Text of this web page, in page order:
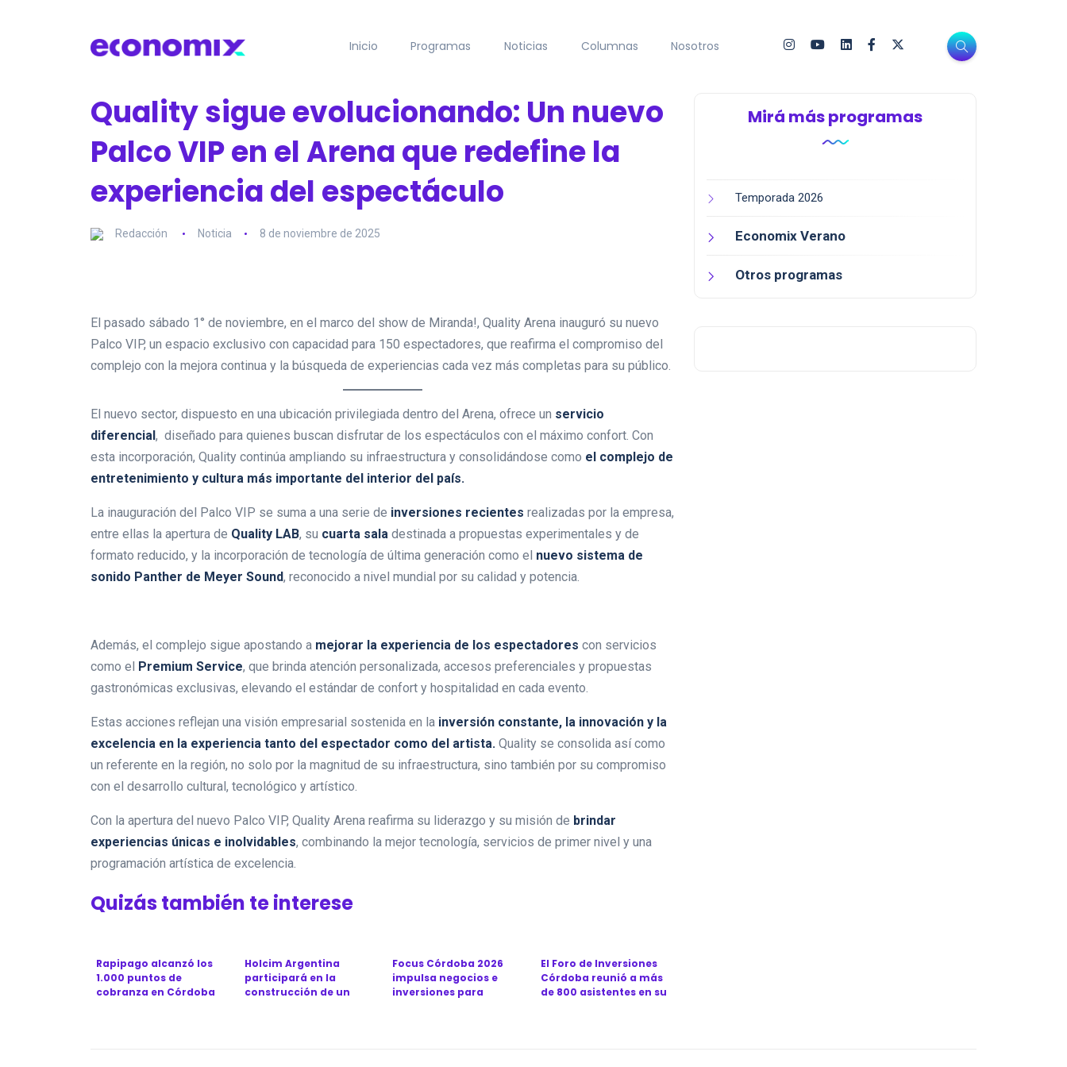
Inicio Programas Noticias Columnas Nosotros
Quality sigue evolucionando: Un nuevo
Palco VIP en el Arena que redefine la
experiencia del espectáculo
Redacción Noticia 8 de noviembre de 2025
El pasado sábado 1° de noviembre, en el marco del show de Miranda!, Quality Arena inauguró su nuevo
Palco VIP, un espacio exclusivo con capacidad para 150 espectadores, que reafirma el compromiso del
complejo con la mejora continua y la búsqueda de experiencias cada vez más completas para su público.
El nuevo sector, dispuesto en una ubicación privilegiada dentro del Arena, ofrece un servicio
diferencial, diseñado para quienes buscan disfrutar de los espectáculos con el máximo confort. Con
esta incorporación, Quality continúa ampliando su infraestructura y consolidándose como el complejo de
entretenimiento y cultura más importante del interior del país.
La inauguración del Palco VIP se suma a una serie de inversiones recientes realizadas por la empresa,
entre ellas la apertura de Quality LAB, su cuarta sala destinada a propuestas experimentales y de
formato reducido, y la incorporación de tecnología de última generación como el nuevo sistema de
sonido Panther de Meyer Sound, reconocido a nivel mundial por su calidad y potencia.
Además, el complejo sigue apostando a mejorar la experiencia de los espectadores con servicios
como el Premium Service, que brinda atención personalizada, accesos preferenciales y propuestas
gastronómicas exclusivas, elevando el estándar de confort y hospitalidad en cada evento.
Estas acciones reflejan una visión empresarial sostenida en la inversión constante, la innovación y la
excelencia en la experiencia tanto del espectador como del artista. Quality se consolida así como
un referente en la región, no solo por la magnitud de su infraestructura, sino también por su compromiso
con el desarrollo cultural, tecnológico y artístico.
Con la apertura del nuevo Palco VIP, Quality Arena reafirma su liderazgo y su misión de brindar
experiencias únicas e inolvidables, combinando la mejor tecnología, servicios de primer nivel y una
programación artística de excelencia.
Quizás también te interese
Rapipago alcanzó los
1.000 puntos de
cobranza en Córdoba
Holcim Argentina
participará en la
construcción de un
Focus Córdoba 2026
impulsa negocios e
inversiones para
El Foro de Inversiones
Córdoba reunió a más
de 800 asistentes en su
Mirá más programas
Temporada 2026
Economix Verano
Otros programas